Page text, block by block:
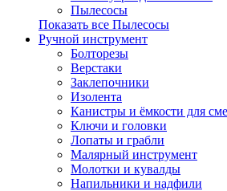
Пылесосы
Показать все Пылесосы
Ручной инструмент
Болторезы
Верстаки
Заклепочники
Изолента
Канистры и ёмкости для
Ключи и головки
Лопаты и грабли
Малярный инструмент
Молотки и кувалды
Напильники и надфили